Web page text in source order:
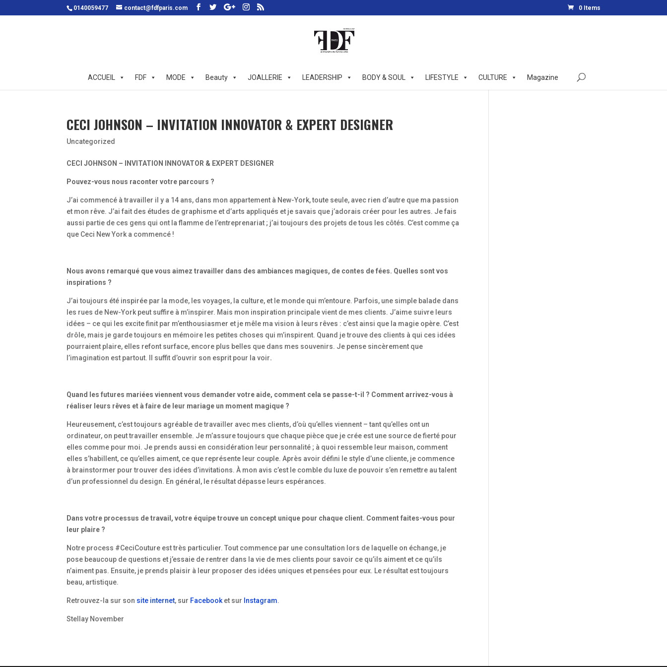
0140059477 contact@fdfparis.com 0 Items
ACCUEIL FDF MODE Beauty JOALLERIE LEADERSHIP BODY & SOUL LIFESTYLE CULTURE Magazine
CECI JOHNSON – INVITATION INNOVATOR & EXPERT DESIGNER
Uncategorized
CECI JOHNSON – INVITATION INNOVATOR & EXPERT DESIGNER
Pouvez-vous nous raconter votre parcours ?
J’ai commencé à travailler il y a 14 ans, dans mon appartement à New-York, toute seule, avec rien d’autre que ma passion
et mon rêve. J’ai fait des études de graphisme et d’arts appliqués et je savais que j’adorais créer pour les autres. Je fais
aussi partie de ces gens qui ont la flamme de l’entreprenariat ; j’ai toujours des projets de tous les côtés. C’est comme ça
que Ceci New York a commencé !
Nous avons remarqué que vous aimez travailler dans des ambiances magiques, de contes de fées. Quelles sont vos
inspirations ?
J’ai toujours été inspirée par la mode, les voyages, la culture, et le monde qui m’entoure. Parfois, une simple balade dans
les rues de New-York peut suffire à m’inspirer. Mais mon inspiration principale vient de mes clients. J’aime suivre leurs
idées – ce qui les excite finit par m’enthousiasmer et je mêle ma vision à leurs rêves : c’est ainsi que la magie opère. C’est
drôle, mais je garde toujours en mémoire les petites choses qui m’inspirent. Quand je trouve des clients à qui ces idées
pourraient plaire, elles refont surface, encore plus belles que dans mes souvenirs. Je pense sincèrement que
l’imagination est partout. Il suffit d’ouvrir son esprit pour la voir.
Quand les futures mariées viennent vous demander votre aide, comment cela se passe-t-il ? Comment arrivez-vous à
réaliser leurs rêves et à faire de leur mariage un moment magique ?
Heureusement, c’est toujours agréable de travailler avec mes clients, d’où qu’elles viennent – tant qu’elles ont un
ordinateur, on peut travailler ensemble. Je m’assure toujours que chaque pièce que je crée est une source de fierté pour
elles comme pour moi. Je prends aussi en considération leur personnalité ; à quoi ressemble leur maison, comment
elles s’habillent, ce qu’elles aiment, ce que représente leur couple. Après avoir défini le style d’une cliente, je commence
à brainstormer pour trouver des idées d’invitations. À mon avis c’est le comble du luxe de pouvoir s’en remettre au talent
d’un professionnel du design. En général, le résultat dépasse leurs espérances.
Dans votre processus de travail, votre équipe trouve un concept unique pour chaque client. Comment faites-vous pour
leur plaire ?
Notre process #CeciCouture est très particulier. Tout commence par une consultation lors de laquelle on échange, je
pose beaucoup de questions et j’essaie de rentrer dans la vie de mes clients pour savoir ce qu’ils aiment et ce qu’ils
n’aiment pas. Ensuite, je prends plaisir à leur proposer des idées uniques et pensées pour eux. Le résultat est toujours
beau, artistique.
Retrouvez-la sur son site internet, sur Facebook et sur Instagram.
Stellay November